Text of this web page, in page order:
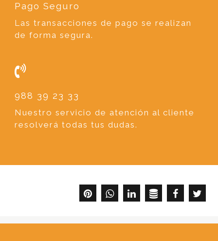
Pago Seguro
Las transacciones de pago se realizan
de forma segura.
988 39 23 33
Nuestro servicio de atención al cliente
resolverá todas tus dudas.